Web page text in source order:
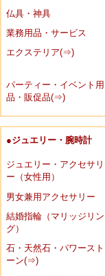
仏具・神具
業務用品・サービス
エクステリア(⇒)
パーティー・イベント用
品・販促品(⇒)
●ジュエリー・腕時計
ジュエリー・アクセサリ
ー（女性用）
男女兼用アクセサリー
結婚指輪（マリッジリン
グ）
石・天然石・パワースト
ーン(⇒)